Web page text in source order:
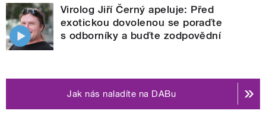
Virolog Jiří Černý apeluje: Před
exotickou dovolenou se poraďte
s odborníky a buďte zodpovědní
Jak nás naladíte na DABu